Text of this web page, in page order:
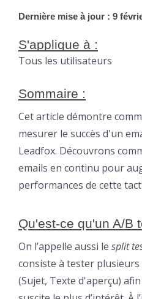
Dernière mise à jour : 9
S'applique à :
Tous les utilisateurs
Sommaire :
Cet article démontre
mesurer le succès d'un
Leadfox. Découvrons
emails en continu pour
performances de cette
Qu'est-ce qu'un A/B
On l’appelle aussi le split
consiste à tester plusieurs
(Sujet, Texte d'aperçu)